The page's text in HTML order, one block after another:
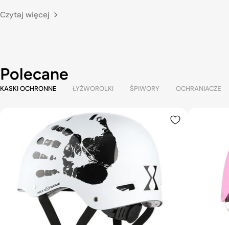
Czytaj więcej
Polecane
KASKI OCHRONNE ŁYŻWOROLKI ŚPIWORY OCHRANIACZE